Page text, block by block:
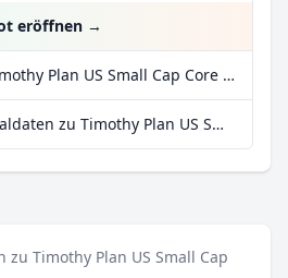
eröffnen →
Mehr Daten zu Timothy Plan US Small Cap Core ETF bei extraETF
Mehr Fundamentaldaten zu Timothy Plan US Small Cap Core ETF bei Parqet
Timothy Plan US Small Cap